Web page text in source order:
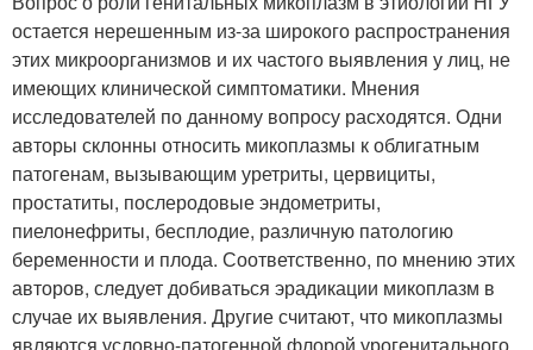
остается нерешенным из-за широкого распространения
этих микроорганизмов и их частого выявления у лиц, не
имеющих клинической симптоматики. Мнения
исследователей по данному вопросу расходятся. Одни
авторы склонны относить микоплазмы к облигатным
патогенам, вызывающим уретриты, цервициты,
простатиты, послеродовые эндометриты,
пиелонефриты, бесплодие, различную патологию
беременности и плода. Соответственно, по мнению этих
авторов, следует добиваться эрадикации микоплазм в
случае их выявления. Другие считают, что микоплазмы
являются условно-патогенной флорой урогенитального